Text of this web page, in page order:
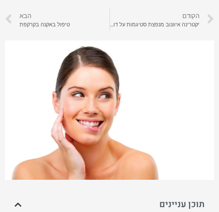
הקודם
יקטרינה איוונוב מנפצת סטיגמות על דוגמניות – דוגמנית בעלת תואר שני בכלכלה ומומחית נדל"ן
הבא
טיפול באקנה בקרקפת
תוכן עניינים